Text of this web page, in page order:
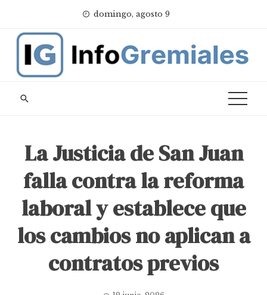
content
domingo, agosto 9
La Justicia de San Juan
falla contra la reforma
laboral y establece que
los cambios no aplican a
contratos previos